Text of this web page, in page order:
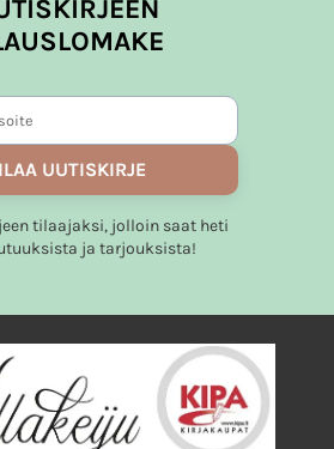
UUTISKIRJE
tilaajaksi, jolloin saat heti
ja tarjouksista!